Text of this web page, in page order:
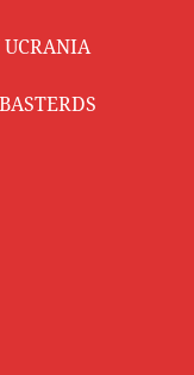
UCRANIA